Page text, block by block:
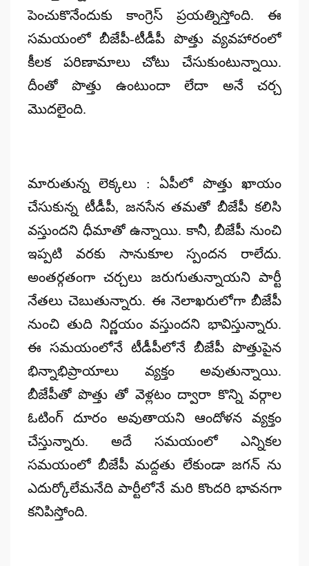
పెంచుకొనేందుకు కాంగ్రెస్ ప్రయత్నిస్తోంది. ఈ
సమయంలో బీజేపీ-టీడీపీ పొత్తు వ్యవహారంలో
కీలక పరిణామాలు చోటు చేసుకుంటున్నాయి.
దీంతో పొత్తు ఉంటుందా లేదా అనే చర్చ
మొదలైంది.
మారుతున్న లెక్కలు : ఏపీలో పొత్తు ఖాయం
చేసుకున్న టీడీపీ, జనసేన తమతో బీజేపీ కలిసి
వస్తుందని ధీమాతో ఉన్నాయి. కానీ, బీజేపీ నుంచి
ఇప్పటి వరకు సానుకూల స్పందన రాలేదు.
అంతర్గతంగా చర్చలు జరుగుతున్నాయని పార్టీ
నేతలు చెబుతున్నారు. ఈ నెలాఖరులోగా బీజేపీ
నుంచి తుది నిర్ణయం వస్తుందని భావిస్తున్నారు.
ఈ సమయంలోనే టీడీపీలోనే బీజేపీ పొత్తుపైన
భిన్నాభిప్రాయాలు వ్యక్తం అవుతున్నాయి.
బీజేపీతో పొత్తు తో వెళ్లటం ద్వారా కొన్ని వర్గాల
ఓటింగ్ దూరం అవుతాయని ఆందోళన వ్యక్తం
చేస్తున్నారు. అదే సమయంలో ఎన్నికల
సమయంలో బీజేపీ మద్దతు లేకుండా జగన్ ను
ఎదుర్కోలేమనేది పార్టీలోనే మరి కొందరి భావనగా
కనిపిస్తోంది.